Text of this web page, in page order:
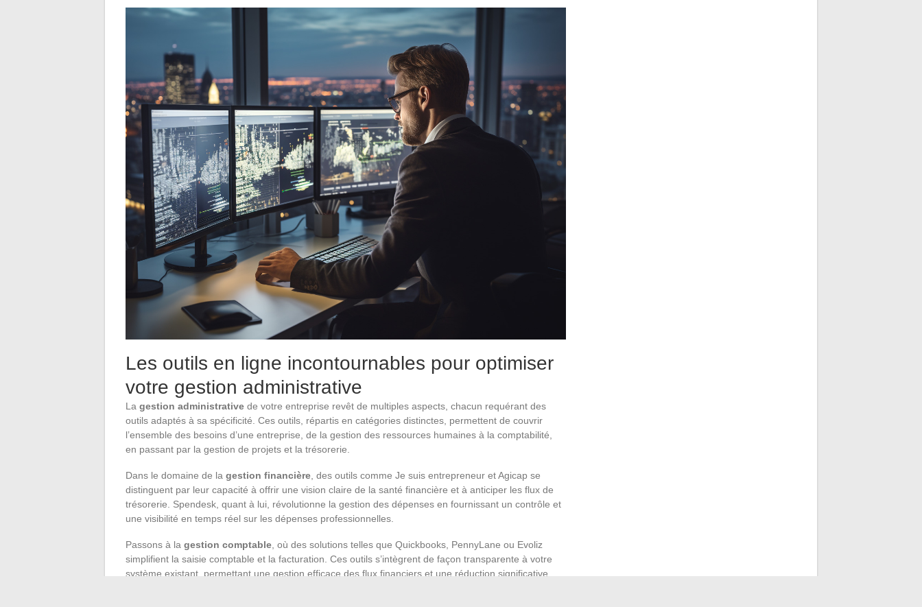
Les outils en ligne incontournables pour optimiser
votre gestion administrative
La gestion administrative de votre entreprise revêt de multiples aspects, chacun requérant des
outils adaptés à sa spécificité. Ces outils, répartis en catégories distinctes, permettent de couvrir
l’ensemble des besoins d’une entreprise, de la gestion des ressources humaines à la comptabilité,
en passant par la gestion de projets et la trésorerie.
Dans le domaine de la gestion financière , des outils comme Je suis entrepreneur et Agicap se
distinguent par leur capacité à offrir une vision claire de la santé financière et à anticiper les flux de
trésorerie. Spendesk, quant à lui, révolutionne la gestion des dépenses en fournissant un contrôle et
une visibilité en temps réel sur les dépenses professionnelles.
Passons à la gestion comptable , où des solutions telles que Quickbooks, PennyLane ou Evoliz
simplifient la saisie comptable et la facturation. Ces outils s’intègrent de façon transparente à votre
système existant, permettant une gestion efficace des flux financiers et une réduction significative